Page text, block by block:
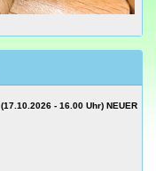
- 16.00 Uhr) NEUER